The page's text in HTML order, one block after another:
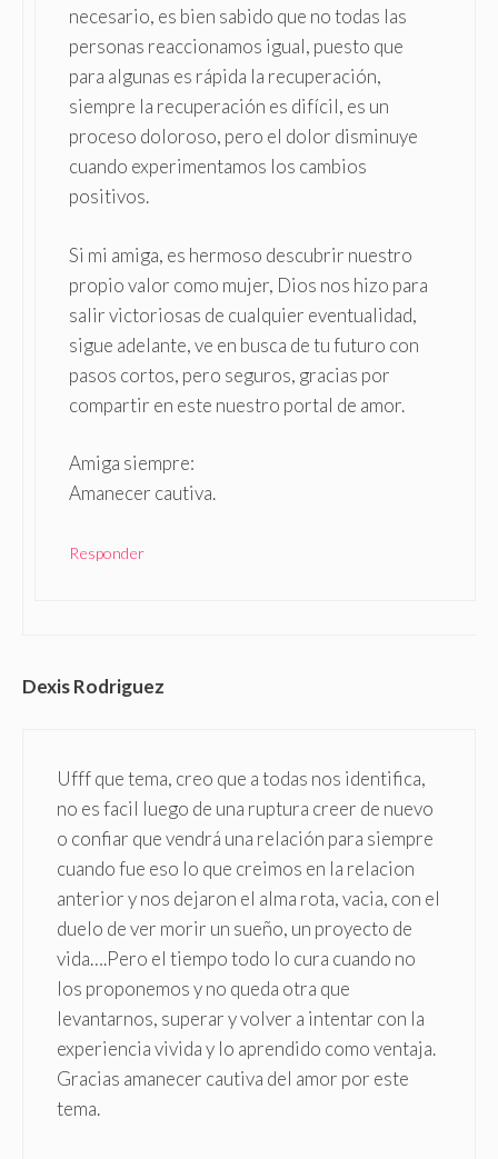
necesario, es bien sabido que no todas las
personas reaccionamos igual, puesto que
para algunas es rápida la recuperación,
siempre la recuperación es difícil, es un
proceso doloroso, pero el dolor disminuye
cuando experimentamos los cambios
positivos.
Si mi amiga, es hermoso descubrir nuestro
propio valor como mujer, Dios nos hizo para
salir victoriosas de cualquier eventualidad,
sigue adelante, ve en busca de tu futuro con
pasos cortos, pero seguros, gracias por
compartir en este nuestro portal de amor.
Amiga siempre:
Amanecer cautiva.
Responder
Dexis Rodriguez
Ufff que tema, creo que a todas nos identifica,
no es facil luego de una ruptura creer de nuevo
o confiar que vendrá una relación para siempre
cuando fue eso lo que creimos en la relacion
anterior y nos dejaron el alma rota, vacia, con el
duelo de ver morir un sueño, un proyecto de
vida….Pero el tiempo todo lo cura cuando no
los proponemos y no queda otra que
levantarnos, superar y volver a intentar con la
experiencia vivida y lo aprendido como ventaja.
Gracias amanecer cautiva del amor por este
tema.